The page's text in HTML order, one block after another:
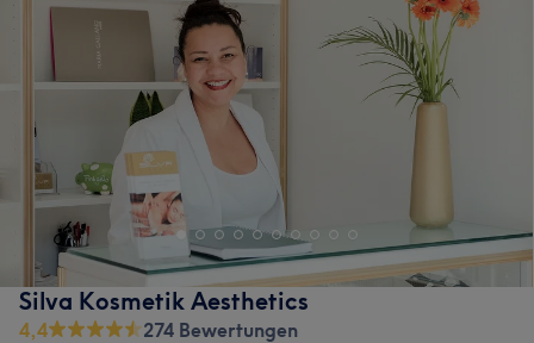
Silva Kosmetik Aesthetics
4,4
274 Bewertungen